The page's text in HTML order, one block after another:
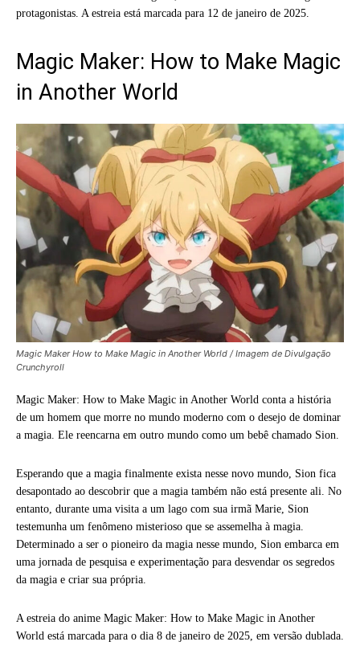
protagonistas. A estreia está marcada para 12 de janeiro de 2025.
Magic Maker: How to Make Magic
in Another World
Magic Maker How to Make Magic in Another World / Imagem de Divulgação
Crunchyroll
Magic Maker: How to Make Magic in Another World conta a história
de um homem que morre no mundo moderno com o desejo de dominar
a magia. Ele reencarna em outro mundo como um bebê chamado Sion.
Esperando que a magia finalmente exista nesse novo mundo, Sion fica
desapontado ao descobrir que a magia também não está presente ali. No
entanto, durante uma visita a um lago com sua irmã Marie, Sion
testemunha um fenômeno misterioso que se assemelha à magia.
Determinado a ser o pioneiro da magia nesse mundo, Sion embarca em
uma jornada de pesquisa e experimentação para desvendar os segredos
da magia e criar sua própria.
A estreia do anime Magic Maker: How to Make Magic in Another
World está marcada para o dia 8 de janeiro de 2025, em versão dublada.